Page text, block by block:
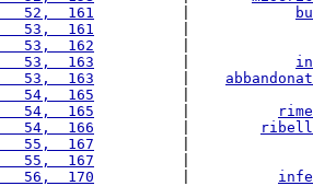
52,  161
53,  161
53,  162
53,  163
53,  163
54,  165
54,  165
54,  166
55,  167
55,  167
56,  170